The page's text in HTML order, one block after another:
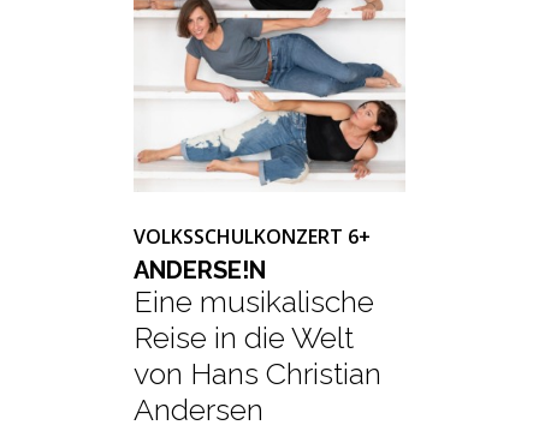
VOLKSSCHULKONZERT 6+
AN­DER­SE!N
Eine musikalische
Reise in die Welt
von Hans Christian
Andersen